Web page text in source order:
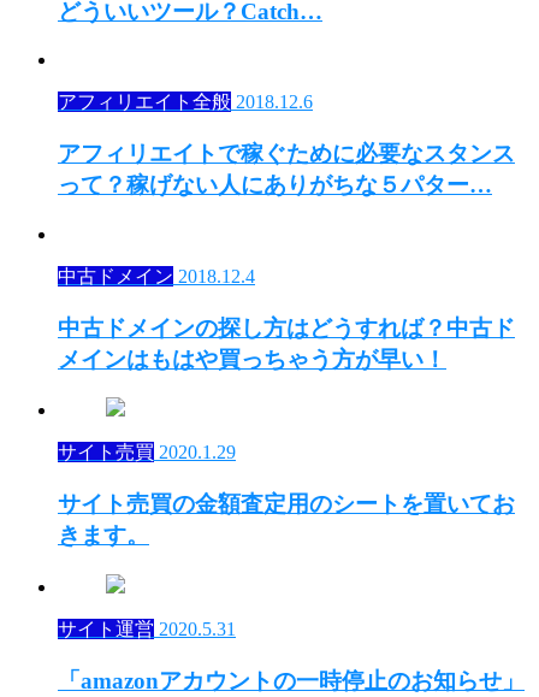
どういいツール？Catch…
アフィリエイト全般 2018.12.6
アフィリエイトで稼ぐために必要なスタンス
って？稼げない人にありがちな５パター…
中古ドメイン 2018.12.4
中古ドメインの探し方はどうすれば？中古ド
メインはもはや買っちゃう方が早い！
サイト売買 2020.1.29
サイト売買の金額査定用のシートを置いてお
きます。
サイト運営 2020.5.31
「amazonアカウントの一時停止のお知らせ」